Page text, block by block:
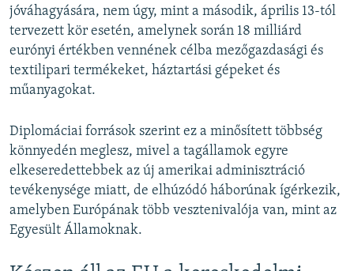
jóváhagyására, nem úgy, mint a második, április 13-tól
tervezett kör esetén, amelynek során 18 milliárd
eurónyi értékben vennének célba mezőgazdasági és
textilipari termékeket, háztartási gépeket és
műanyagokat.
Diplomáciai források szerint ez a minősített többség
könnyedén meglesz, mivel a tagállamok egyre
elkeseredettebbek az új amerikai adminisztráció
tevékenysége miatt, de elhúzódó háborúnak ígérkezik,
amelyben Európának több vesztenivalója van, mint az
Egyesült Államoknak.